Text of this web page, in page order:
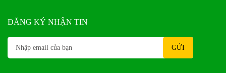
ĐĂNG KÝ NHẬN TIN